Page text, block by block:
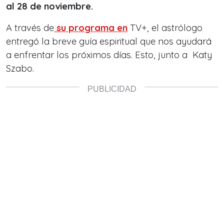
al 28 de noviembre.
A través de su programa en TV+, el astrólogo
entregó la breve guía espiritual que nos ayudará
a enfrentar los próximos días. Esto, junto a Katy
Szabo.